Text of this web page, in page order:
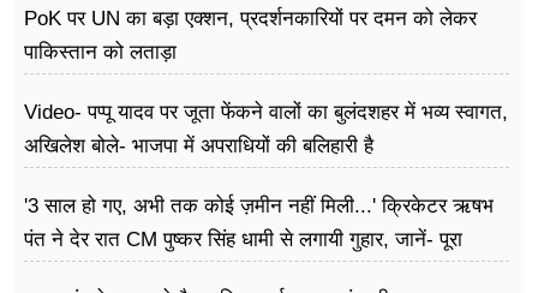
PoK पर UN का बड़ा एक्शन, प्रदर्शनकारियों पर दमन को लेकर
पाकिस्तान को लताड़ा
Video- पप्पू यादव पर जूता फेंकने वालों का बुलंदशहर में भव्य स्वागत,
अखिलेश बोले- भाजपा में अपराधियों की बलिहारी है
'3 साल हो गए, अभी तक कोई ज़मीन नहीं मिली...' क्रिकेटर ऋषभ
पंत ने देर रात CM पुष्कर सिंह धामी से लगायी गुहार, जानें- पूरा